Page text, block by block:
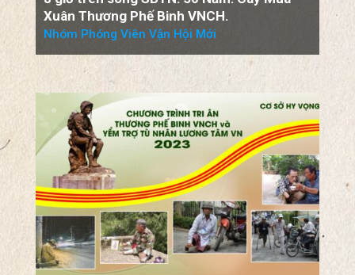
Xuân Thương Phế Binh VNCH.
Nhóm Phóng Viên Vận Hội Mới